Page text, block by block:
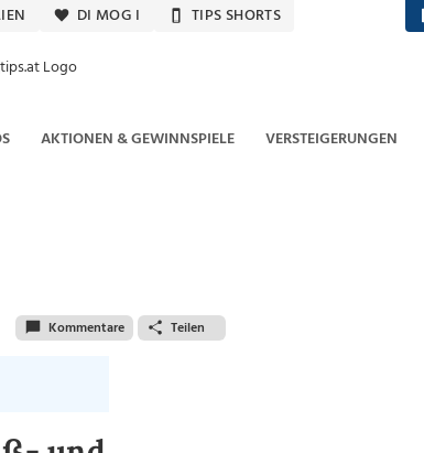
DI MOG I TIPS SHORTS
AKTIONEN & GEWINNSPIELE VERSTEIGERUNGEN
Kommentare Teilen